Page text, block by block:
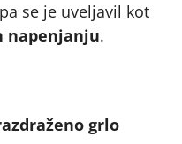
se je uveljavil kot
napenjanju.
grlo